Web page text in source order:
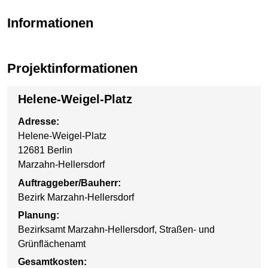
Informationen
Projektinformationen
Helene-Weigel-Platz
Adresse:
Helene-Weigel-Platz
12681 Berlin
Marzahn-Hellersdorf
Auftraggeber/Bauherr:
Bezirk Marzahn-Hellersdorf
Planung:
Bezirksamt Marzahn-Hellersdorf, Straßen- und
Grünflächenamt
Gesamtkosten: